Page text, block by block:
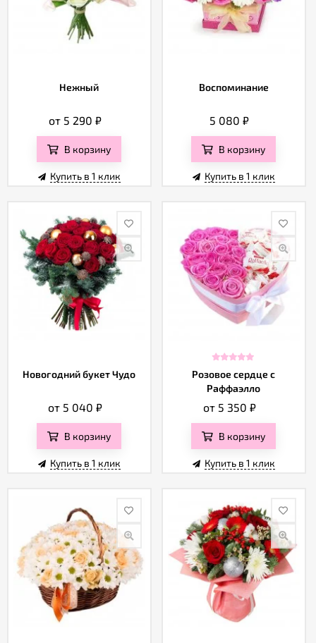
Нежный
от 5 290 ₽
В корзину
Купить в 1 клик
Воспоминание
5 080₽
В корзину
Купить в 1 клик
Новогодний букет Чудо
от 5 040 ₽
В корзину
Купить в 1 клик
Розовое сердце с
Раффаэлло
от 5 350 ₽
В корзину
Купить в 1 клик